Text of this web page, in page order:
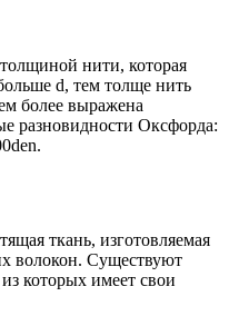
нити, которая
d, тем толще нить
более выражена
разновидности Оксфорда:
ткань, изготовляемая
волокон. Существуют
которых имеет свои